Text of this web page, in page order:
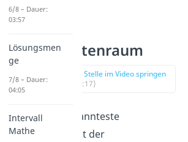
Koordinatenraum
zur Stelle im Video springen
(00:17)
Der wohl bekannteste
Vektorraum ist der
6/8 – Dauer:
03:57
Lösungsmen
ge
7/8 – Dauer:
04:05
Intervall
Mathe